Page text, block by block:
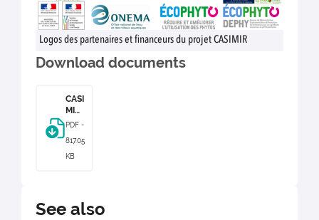
Logos des partenaires et financeurs du projet CASIMIR
Download documents
CASI
MIR_
Prot
e_a
dve
es_l
ègu
PDF -
817.05
KB
See also